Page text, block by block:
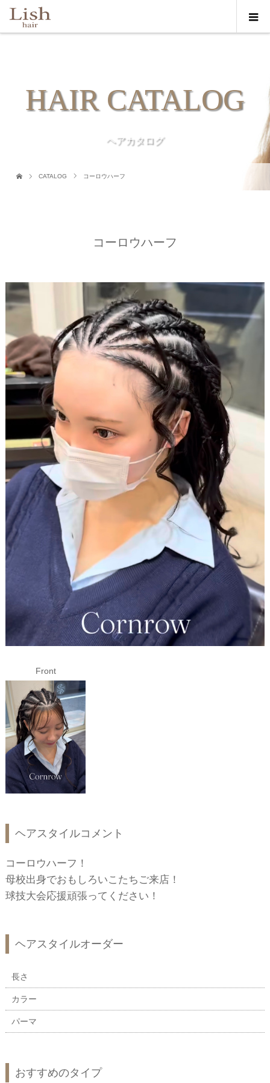
HAIR CATALOG
ヘアカタログ
CATALOG コーロウハーフ
コーロウハーフ
Front
ヘアスタイルコメント
コーロウハーフ！
母校出身でおもしろいこたちご来店！
球技大会応援頑張ってください！
ヘアスタイルオーダー
長さ
カラー
パーマ
おすすめのタイプ